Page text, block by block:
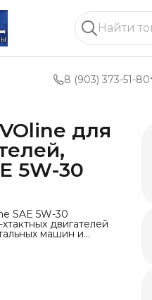
8 (903) 373-51-80
для
5W-30
SAE 5W-30
двигателей
машин и
может быть
масляную пленку,
запуска двигателя
снижению